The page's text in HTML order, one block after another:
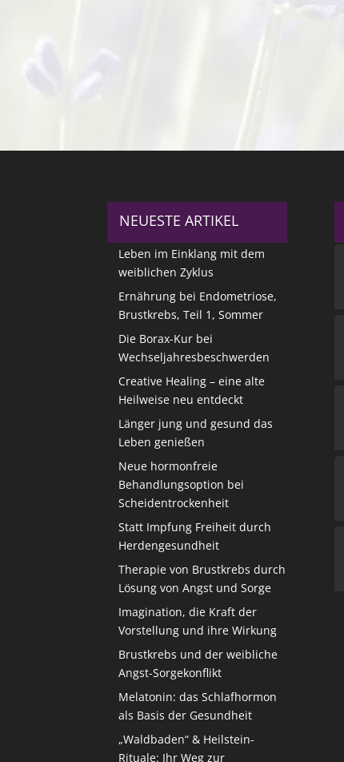
NEUESTE ARTIKEL
Leben im Einklang mit dem
weiblichen Zyklus
Ernährung bei Endometriose,
Brustkrebs, Teil 1, Sommer
Die Borax-Kur bei
Wechseljahresbeschwerden
Creative Healing – eine alte
Heilweise neu entdeckt
Länger jung und gesund das
Leben genießen
Neue hormonfreie
Behandlungsoption bei
Scheidentrockenheit
Statt Impfung Freiheit durch
Herdengesundheit
Therapie von Brustkrebs durch
Lösung von Angst und Sorge
Imagination, die Kraft der
Vorstellung und ihre Wirkung
Brustkrebs und der weibliche
Angst-Sorgekonflikt
Melatonin: das Schlafhormon
als Basis der Gesundheit
„Waldbaden“ & Heilstein-
Rituale: Ihr Weg zur